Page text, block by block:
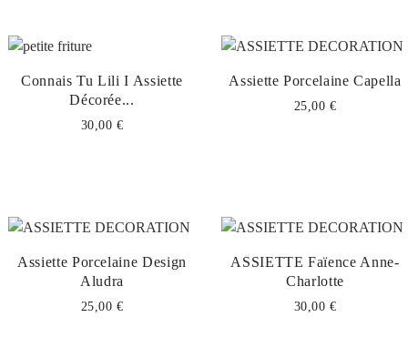
Connais Tu Lili I Assiette
Décorée...
30,00 €
Assiette Porcelaine Capella
25,00 €
Assiette Porcelaine Design
Aludra
25,00 €
ASSIETTE Faïence Anne-
Charlotte
30,00 €